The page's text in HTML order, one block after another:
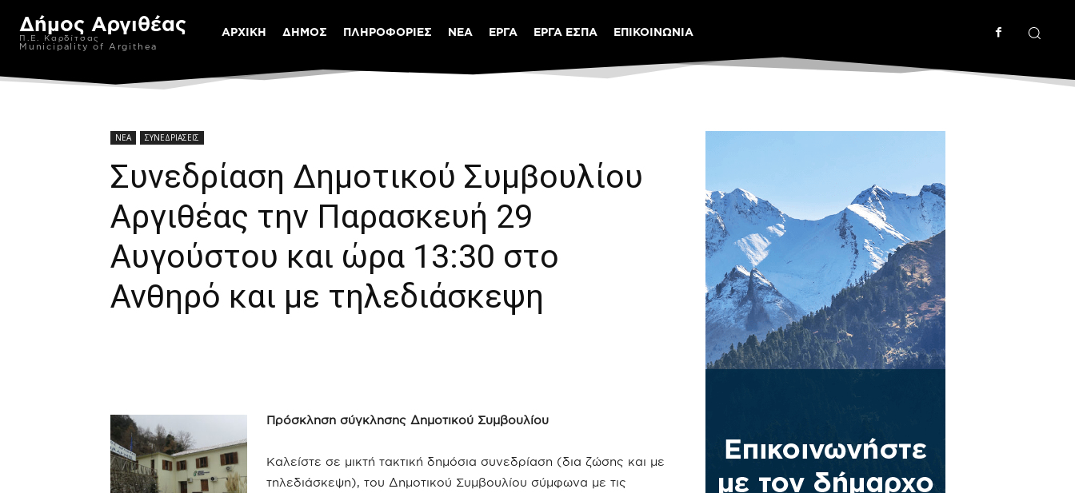
Δήμος Αργιθέας
Π.Ε. Καρδίτσας
Municipality of Argithea
ΑΡΧΙΚΗ ΔΗΜΟΣ ΠΛΗΡΟΦΟΡΙΕΣ ΝΕΑ ΕΡΓΑ ΕΡΓΑ ΕΣΠΑ ΕΠΙΚΟΙΝΩΝΙΑ
ΝΕΑ ΣΥΝΕΔΡΙΑΣΕΙΣ
Συνεδρίαση Δημοτικού Συμβουλίου
Αργιθέας την Παρασκευή 29
Αυγούστου και ώρα 13:30 στο
Ανθηρό και με τηλεδιάσκεψη
Πρόσκληση σύγκλησης Δημοτικού Συμβουλίου
Καλείστε σε μικτή τακτική δημόσια συνεδρίαση (δια ζώσης και με
τηλεδιάσκεψη), του Δημοτικού Συμβουλίου σύμφωνα με τις